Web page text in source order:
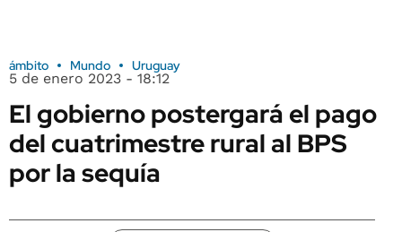
ámbito Mundo Uruguay
5 de enero 2023 - 18:12
El gobierno postergará el pago
del cuatrimestre rural al BPS
por la sequía